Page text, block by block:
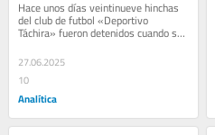
Hace unos días veintinueve hinchas
del club de futbol «Deportivo
Táchira» fueron detenidos cuando se
27.06.2025
10
Analítica